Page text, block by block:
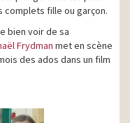
complets fille ou garçon.
bien voir de sa
Frydman met en scène
des ados dans un film